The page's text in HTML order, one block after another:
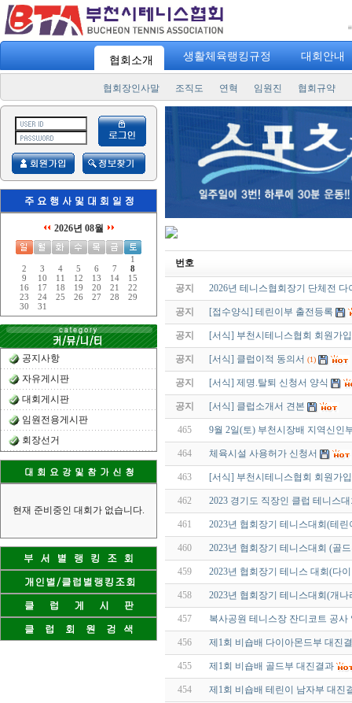
스
협회소개 생활체육랭킹규정 대회안내
협회장인사말 조직도 연혁 임원진 협회규약
2026년 08월
1
2
3 4 5 6 7
8
9
10 11 12 13 14
15
16
17 18 19 20 21
22
23
24 25 26 27 28
29
30
31
공지사항
자유게시판
대회게시판
임원전용게시판
회장선거
현재 준비중인 대회가 없습니다.
번호
공지 2026년 테니스협회장기 단체전
공지 [접수양식] 테린이부 출전등록
공지 [서식] 부천시테니스협회 회원가
공지 [서식] 클럽이적 동의서 (1)
공지 [서식] 제명.탈퇴 신청서 양식
공지 [서식] 클럽소개서 견본
465 9월 2일(토) 부천시장배 지역신인
464 체육시설 사용허가 신청서
463 [서식] 부천시테니스협회 회원가
462 2023 경기도 직장인 클럽 테니스
461 2023년 협회장기 테니스대회(테
460 2023년 협회장기 테니스대회 (골
459 2023년 협회장기 테니스 대회(다
458 2023년 협회장기 테니스대회(개
457 복사공원 테니스장 잔디코트 공사
456 제1회 비숍배 다이아몬드부 대진
455 제1회 비숍배 골드부 대진결과
454 제1회 비숍배 테린이 남자부 대진